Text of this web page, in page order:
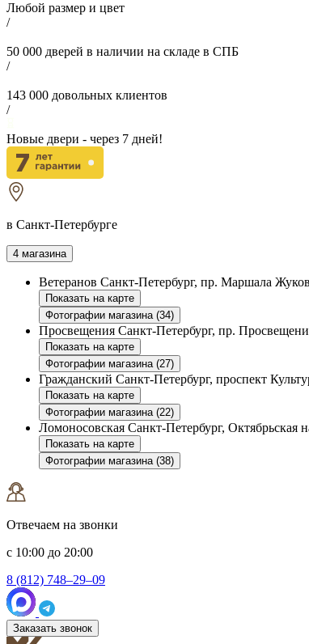
Любой размер и цвет
/
50 000 дверей в наличии на складе в СПБ
/
143 000 довольных клиентов
/
Новые двери - через 7 дней!
в Санкт-Петербурге
4 магазина
Ветеранов Санкт-Петербург, пр. Маршала
Показать на карте
Фотографии магазина (34)
Просвещения Санкт-Петербург, пр.
Показать на карте
Фотографии магазина (27)
Гражданский Санкт-Петербург, проспект
Показать на карте
Фотографии магазина (22)
Ломоносовская Санкт-Петербург, Октябрьская
Показать на карте
Фотографии магазина (38)
Отвечаем на звонки
с 10:00 до 20:00
8 (812) 748–29–09
Заказать звонок